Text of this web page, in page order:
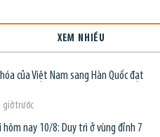
XEM NHIỀU
của Việt Nam sang Hàn Quốc đạt
giờ trước
hôm nay 10/8: Duy trì ở vùng đỉnh 7